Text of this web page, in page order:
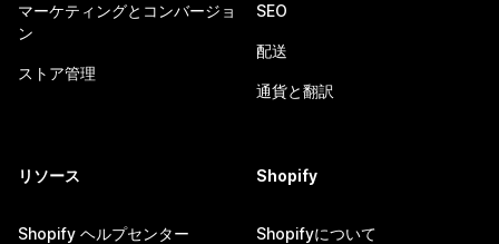
マーケティングとコンバージョ
ン
ストア管理
SEO
配送
通貨と翻訳
リソース
Shopify ヘルプセンター
Shopify
Shopifyについて